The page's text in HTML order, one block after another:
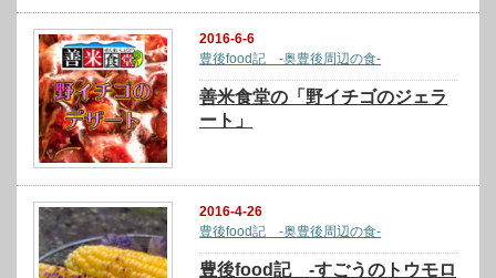
2016-6-6
豊後food記 -奥豊後周辺の食-
善米食堂の「野イチゴのジェラ
ート」
2016-4-26
豊後food記 -奥豊後周辺の食-
豊後food記 -すごうのトウモロ